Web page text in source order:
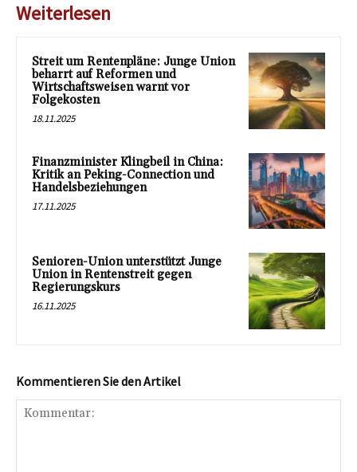
Weiterlesen
Streit um Rentenpläne: Junge Union
beharrt auf Reformen und
Wirtschaftsweisen warnt vor
Folgekosten
18.11.2025
Finanzminister Klingbeil in China:
Kritik an Peking-Connection und
Handelsbeziehungen
17.11.2025
Senioren-Union unterstützt Junge
Union in Rentenstreit gegen
Regierungskurs
16.11.2025
Kommentieren Sie den Artikel